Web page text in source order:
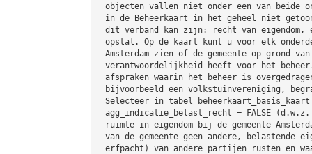
objecten vallen niet onder een van beide
in de Beheerkaart in het geheel niet
dit verband kan zijn: recht van
opstal. Op de kaart kunt u voor elk
Amsterdam zien of de gemeente op grond
verantwoordelijkheid heeft voor het
afspraken waarin het beheer is
bijvoorbeeld een volkstuinvereniging,
Selecteer in tabel
agg_indicatie_belast_recht = FALSE
ruimte in eigendom bij de gemeente
van de gemeente geen andere, belastende
erfpacht) van andere partijen rusten en